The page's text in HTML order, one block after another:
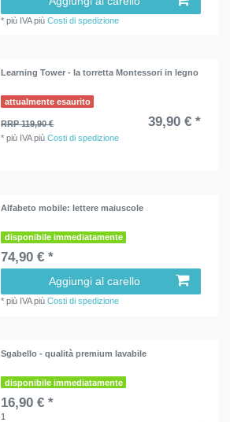
*più IVApiùCosti di spedizione
Learning Tower - la torretta Montessori in legno
attualmente esaurito
RRP 119,90 € 39,90 € *
*più IVApiùCosti di spedizione
Alfabeto mobile: lettere maiuscole
disponibile immediatamente
74,90 € *
Aggiungi al carello
*più IVApiùCosti di spedizione
Sgabello - qualità premium lavabile
disponibile immediatamente
16,90 € *
1